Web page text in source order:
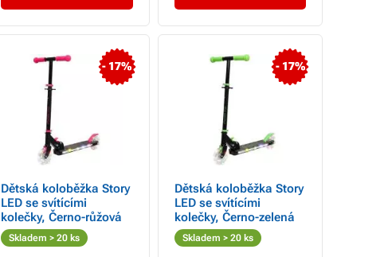
- 17%
Dětská koloběžka Story
LED se svítícími
kolečky, Černo-růžová
Skladem > 20 ks
- 17%
Dětská koloběžka Story
LED se svítícími
kolečky, Černo-zelená
Skladem > 20 ks